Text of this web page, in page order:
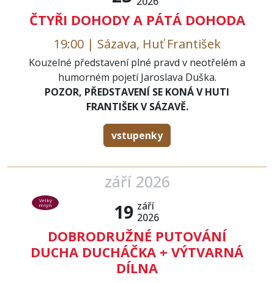
ČTYŘI DOHODY A PÁTÁ DOHODA
19:00 | Sázava, Huť František
Kouzelné představení plné pravd v neotřelém a
humorném pojetí Jaroslava Duška.
POZOR, PŘEDSTAVENÍ SE KONÁ V HUTI
FRANTIŠEK V SÁZAVĚ.
vstupenky
září 2026
19 září
2026
DOBRODRUŽNÉ PUTOVÁNÍ
DUCHA DUCHÁČKA + VÝTVARNÁ
DÍLNA
Velký
mlýn